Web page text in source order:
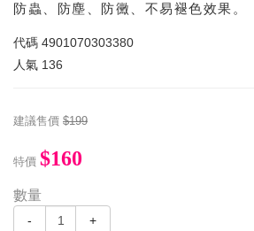
防蟲、防塵、防黴、不易褪色效果。
代碼 4901070303380
人氣 136
建議售價 $199
特價 $160
數量
- +